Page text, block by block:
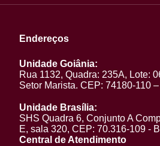
Endereços
Unidade Goiânia:
Rua 1132, Quadra: 235A, Lote:
Setor Marista. CEP: 74180-110
Unidade Brasília:
SHS Quadra 6, Conjunto A
E, sala 320, CEP: 70.316-109 -
Central de Atendimento